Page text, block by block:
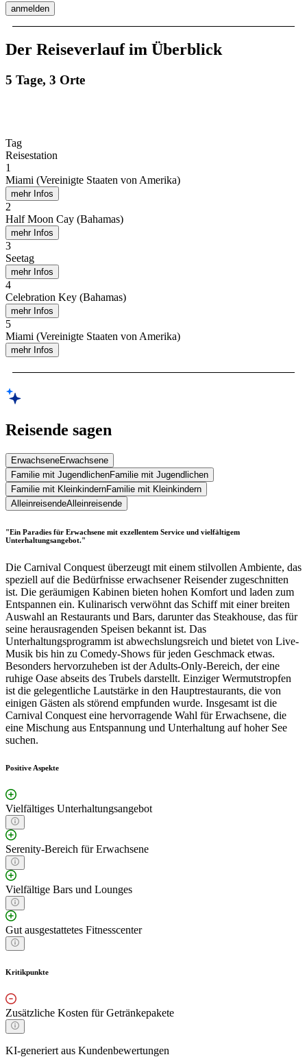
anmelden
Der Reiseverlauf im Überblick
5 Tage, 3 Orte
Tag
Reisestation
1
Miami (Vereinigte Staaten von Amerika)
mehr Infos
2
Half Moon Cay (Bahamas)
mehr Infos
3
Seetag
mehr Infos
4
Celebration Key (Bahamas)
mehr Infos
5
Miami (Vereinigte Staaten von Amerika)
mehr Infos
Reisende sagen
ErwachseneErwachsene
Familie mit JugendlichenFamilie mit Jugendlichen
Familie mit KleinkindernFamilie mit Kleinkindern
AlleinreisendeAlleinreisende
"Ein Paradies für Erwachsene mit exzellentem Service und vielfältigem
Unterhaltungsangebot."
Die Carnival Conquest überzeugt mit einem stilvollen Ambiente, das
speziell auf die Bedürfnisse erwachsener Reisender zugeschnitten
ist. Die geräumigen Kabinen bieten hohen Komfort und laden zum
Entspannen ein. Kulinarisch verwöhnt das Schiff mit einer breiten
Auswahl an Restaurants und Bars, darunter das Steakhouse, das für
seine herausragenden Speisen bekannt ist. Das
Unterhaltungsprogramm ist abwechslungsreich und bietet von Live-
Musik bis hin zu Comedy-Shows für jeden Geschmack etwas.
Besonders hervorzuheben ist der Adults-Only-Bereich, der eine
ruhige Oase abseits des Trubels darstellt. Einziger Wermutstropfen
ist die gelegentliche Lautstärke in den Hauptrestaurants, die von
einigen Gästen als störend empfunden wurde. Insgesamt ist die
Carnival Conquest eine hervorragende Wahl für Erwachsene, die
eine Mischung aus Entspannung und Unterhaltung auf hoher See
suchen.
Positive Aspekte
Vielfältiges Unterhaltungsangebot
Serenity-Bereich für Erwachsene
Vielfältige Bars und Lounges
Gut ausgestattetes Fitnesscenter
Kritikpunkte
Zusätzliche Kosten für Getränkepakete
KI-generiert aus Kundenbewertungen